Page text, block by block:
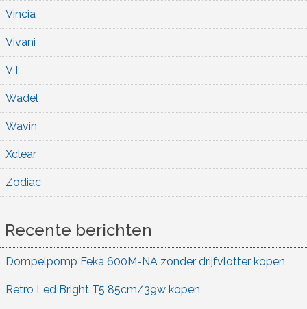
Vincia
Vivani
VT
Wadel
Wavin
Xclear
Zodiac
Recente berichten
Dompelpomp Feka 600M-NA zonder drijfvlotter kopen
Retro Led Bright T5 85cm/39w kopen